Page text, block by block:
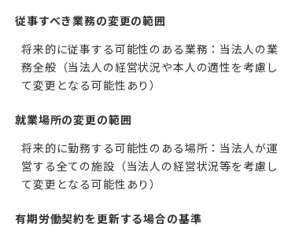
従事すべき業務の変更の範囲
将来的に従事する可能性のある業務：当法人の業
務全般（当法人の経営状況や本人の適性を考慮し
て変更となる可能性あり）
就業場所の変更の範囲
将来的に勤務する可能性のある場所：当法人が運
営する全ての施設（当法人の経営状況等を考慮し
て変更となる可能性あり）
有期労働契約を更新する場合の基準